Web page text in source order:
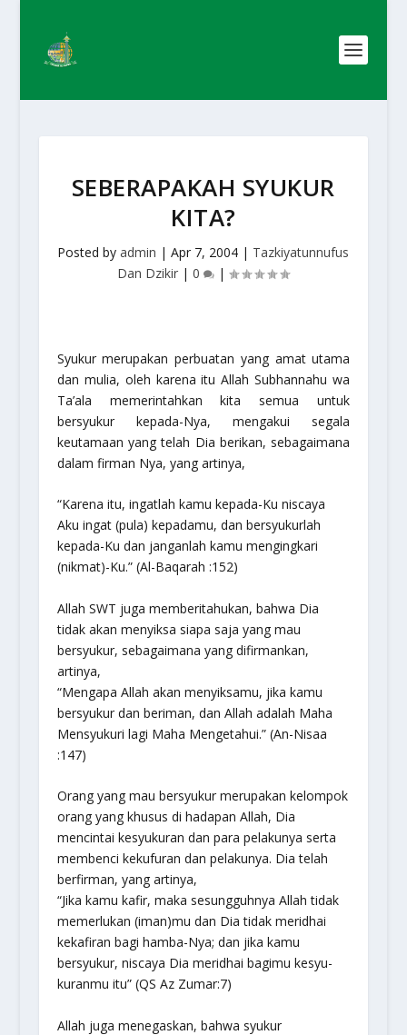
SEBERAPAKAH SYUKUR
KITA?
Posted byadmin |Apr 7, 2004 | Tazkiyatunnufus
Dan Dzikir |0 |
Syukur merupakan perbuatan yang amat utama
dan mulia, oleh karena itu Allah Subhannahu wa
Ta’ala memerintahkan kita semua untuk
bersyukur kepada-Nya, mengakui segala
keutamaan yang telah Dia berikan, sebagaimana
dalam firman Nya, yang artinya,
“Karena itu, ingatlah kamu kepada-Ku niscaya
Aku ingat (pula) kepadamu, dan bersyukurlah
kepada-Ku dan janganlah kamu mengingkari
(nikmat)-Ku.”(Al-Baqarah :152)
Allah SWT juga memberitahukan, bahwa Dia
tidak akan menyiksa siapa saja yang mau
bersyukur, sebagaimana yang difirmankan,
artinya,
“Mengapa Allah akan menyiksamu, jika kamu
bersyukur dan beriman, dan Allah adalah Maha
Mensyukuri lagi Maha Mengetahui.”(An-Nisaa
:147)
Orang yang mau bersyukur merupakan kelompok
orang yang khusus di hadapan Allah, Dia
mencintai kesyukuran dan para pelakunya serta
membenci kekufuran dan pelakunya. Dia telah
berfirman, yang artinya,
“Jika kamu kafir, maka sesungguhnya Allah tidak
memerlukan (iman)mu dan Dia tidak meridhai
kekafiran bagi hamba-Nya; dan jika kamu
bersyukur, niscaya Dia meridhai bagimu kesyu-
kuranmu itu”(QS Az Zumar:7)
Allah juga menegaskan, bahwa syukur